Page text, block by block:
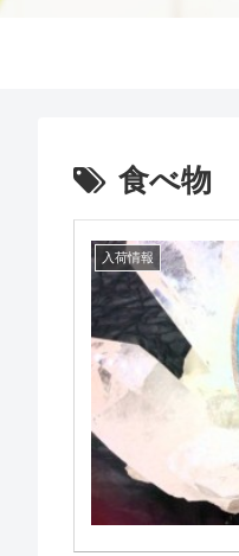
食べ物
入荷情報